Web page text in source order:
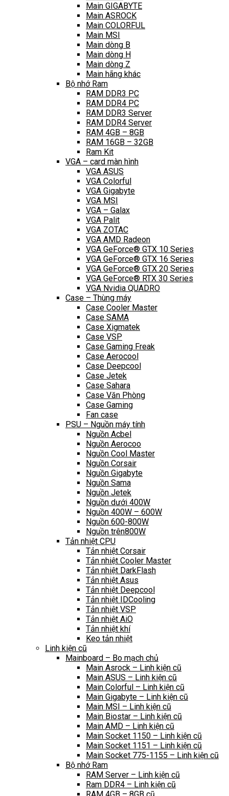
Main GIGABYTE
Main ASROCK
Main COLORFUL
Main MSI
Main dòng B
Main dòng H
Main dòng Z
Main hãng khác
Bộ nhớ Ram
RAM DDR3 PC
RAM DDR4 PC
RAM DDR3 Server
RAM DDR4 Server
RAM 4GB – 8GB
RAM 16GB – 32GB
Ram Kit
VGA – card màn hình
VGA ASUS
VGA Colorful
VGA Gigabyte
VGA MSI
VGA – Galax
VGA Palit
VGA ZOTAC
VGA AMD Radeon
VGA GeForce® GTX 10 Series
VGA GeForce® GTX 16 Series
VGA GeForce® GTX 20 Series
VGA GeForce® RTX 30 Series
VGA Nvidia QUADRO
Case – Thùng máy
Case Cooler Master
Case SAMA
Case Xigmatek
Case VSP
Case Gaming Freak
Case Aerocool
Case Deepcool
Case Jetek
Case Sahara
Case Văn Phòng
Case Gaming
Fan case
PSU – Nguồn máy tính
Nguồn Acbel
Nguồn Aerocoo
Nguồn Cool Master
Nguồn Corsair
Nguồn Gigabyte
Nguồn Sama
Nguồn Jetek
Nguồn dưới 400W
Nguồn 400W – 600W
Nguồn 600-800W
Nguồn trên800W
Tản nhiệt CPU
Tản nhiệt Corsair
Tản nhiệt Cooler Master
Tản nhiệt DarkFlash
Tản nhiệt Asus
Tản nhiệt Deepcool
Tản nhiệt IDCooling
Tản nhiệt VSP
Tản nhiệt AiO
Tản nhiệt khí
Keo tản nhiệt
Linh kiện cũ
Mainboard – Bo mạch chủ
Main Asrock – Linh kiện cũ
Main ASUS – Linh kiện cũ
Main Colorful – Linh kiện cũ
Main Gigabyte – Linh kiện cũ
Main MSI – Linh kiện cũ
Main Biostar – Linh kiện cũ
Main AMD – Linh kiện cũ
Main Socket 1150 – Linh kiện cũ
Main Socket 1151 – Linh kiện cũ
Main Socket 775-1155 – Linh kiện cũ
Bộ nhớ Ram
RAM Server – Linh kiện cũ
Ram DDR4 – Linh kiện cũ